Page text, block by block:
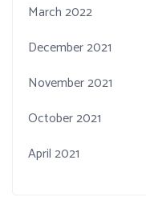
March 2022
December 2021
November 2021
October 2021
April 2021